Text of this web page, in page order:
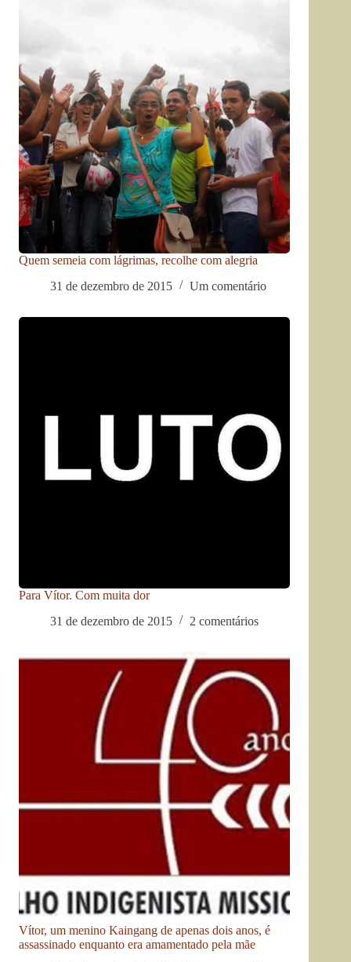
Quem semeia com lágrimas, recolhe com alegria
31 de dezembro de 2015
Um comentário
Para Vítor. Com muita dor
31 de dezembro de 2015
2 comentários
Vítor, um menino Kaingang de apenas dois anos, é
assassinado enquanto era amamentado pela mãe